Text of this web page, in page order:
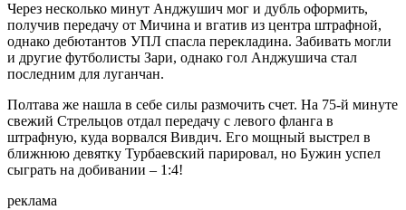
Через несколько минут Анджушич мог и дубль оформить,
получив передачу от Мичина и вгатив из центра штрафной,
однако дебютантов УПЛ спасла перекладина. Забивать могли
и другие футболисты Зари, однако гол Анджушича стал
последним для луганчан.
Полтава же нашла в себе силы размочить счет. На 75-й минуте
свежий Стрельцов отдал передачу с левого фланга в
штрафную, куда ворвался Вивдич. Его мощный выстрел в
ближнюю девятку Турбаевский парировал, но Бужин успел
сыграть на добивании – 1:4!
реклама